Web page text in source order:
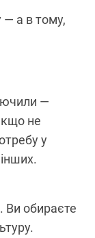
— а в тому,
—
не
у
Ви обираєте